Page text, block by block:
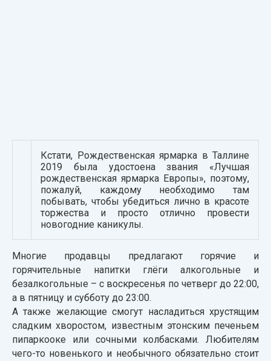
Кстати, Рождественская ярмарка в Таллине
2019 была удостоена звания «Лучшая
рождественская ярмарка Европы», поэтому,
пожалуй, каждому необходимо там
побывать, чтобы убедиться лично в красоте
торжества и просто отлично провести
новогодние каникулы.
Многие продавцы предлагают горячие и
горячительные напитки глёги алкогольные и
безалкогольные – с воскресенья по четверг до 22:00,
а в пятницу и субботу до 23:00.
А также желающие смогут насладиться хрустящим
сладким хворостом, известным этонским печеньем
пипаркооке или сочными колбасками. Любителям
чего-то новенького и необычного обязательно стоит